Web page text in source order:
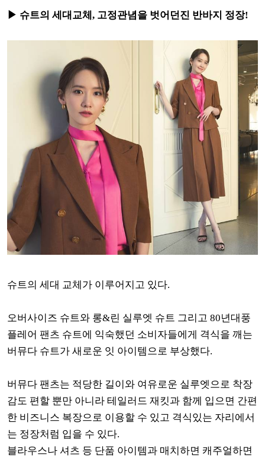
▶ 슈트의 세대교체, 고정관념을 벗어던진 반바지 정장!
슈트의 세대 교체가 이루어지고 있다.
오버사이즈 슈트와 롱&린 실루엣 슈트 그리고 80년대풍
플레어 팬츠 슈트에 익숙했던 소비자들에게 격식을 깨는
버뮤다 슈트가 새로운 잇 아이템으로 부상했다.
버뮤다 팬츠는 적당한 길이와 여유로운 실루엣으로 착장
감도 편할 뿐만 아니라 테일러드 재킷과 함께 입으면 간편
한 비즈니스 복장으로 이용할 수 있고 격식있는 자리에서
는 정장처럼 입을 수 있다.
블라우스나 셔츠 등 단품 아이템과 매치하면 캐주얼하면